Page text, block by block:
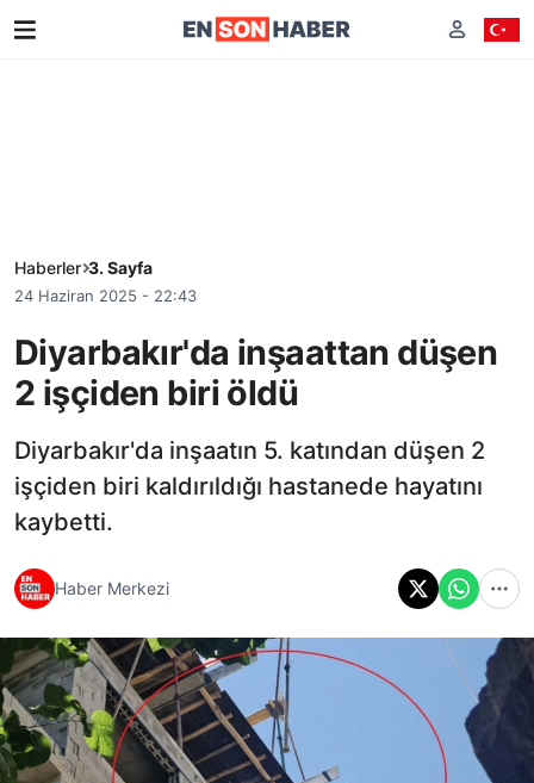
Haberler 3. Sayfa
24 Haziran 2025 - 22:43
Diyarbakır'da inşaattan düşen
2 işçiden biri öldü
Diyarbakır'da inşaatın 5. katından düşen 2
işçiden biri kaldırıldığı hastanede hayatını
kaybetti.
Haber Merkezi